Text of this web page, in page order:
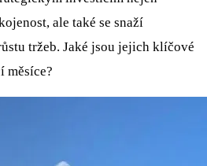
ale také se snaží
tržeb. Jaké jsou jejich klíčové
měsíce?